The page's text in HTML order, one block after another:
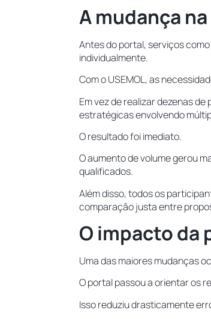
A mudança
Antes do portal, serviços
individualmente.
Com o USEMOL, as
Em vez de realizar dezenas
estratégicas envolvendo
O resultado foi imediato.
O aumento de volume gerou
qualificados.
Além disso, todos os
comparação justa entre
O impacto da
Uma das maiores mudanças
O portal passou a orientar os
Isso reduziu drasticamente